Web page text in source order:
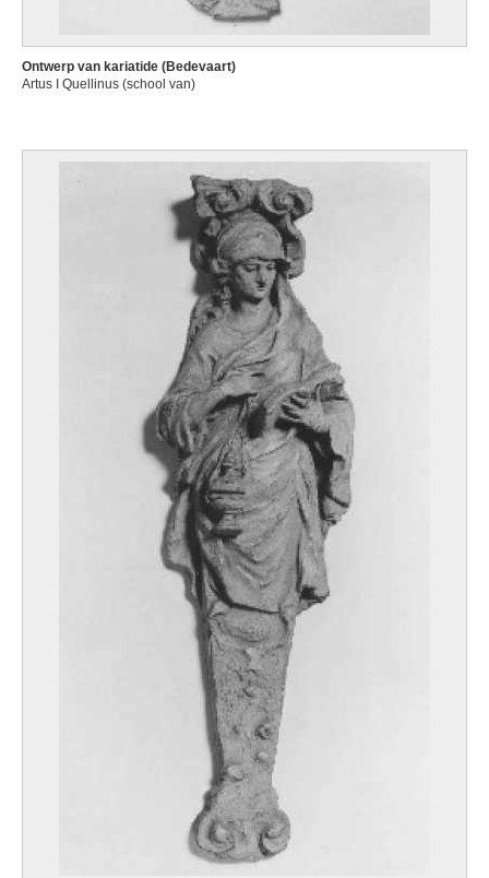
Ontwerp van kariatide (Bedevaart)
Artus I Quellinus (school van)